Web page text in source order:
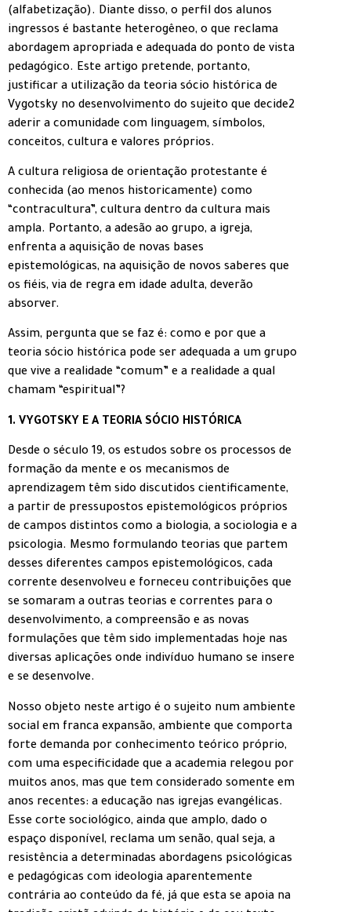
(alfabetização). Diante disso, o perfil dos alunos
ingressos é bastante heterogêneo, o que reclama
abordagem apropriada e adequada do ponto de vista
pedagógico. Este artigo pretende, portanto,
justificar a utilização da teoria sócio histórica de
Vygotsky no desenvolvimento do sujeito que decide2
aderir a comunidade com linguagem, símbolos,
conceitos, cultura e valores próprios.
A cultura religiosa de orientação protestante é
conhecida (ao menos historicamente) como
“contracultura”, cultura dentro da cultura mais
ampla. Portanto, a adesão ao grupo, a igreja,
enfrenta a aquisição de novas bases
epistemológicas, na aquisição de novos saberes que
os fiéis, via de regra em idade adulta, deverão
absorver.
Assim, pergunta que se faz é: como e por que a
teoria sócio histórica pode ser adequada a um grupo
que vive a realidade “comum” e a realidade a qual
chamam “espiritual”?
1. VYGOTSKY E A TEORIA SÓCIO HISTÓRICA
Desde o século 19, os estudos sobre os processos de
formação da mente e os mecanismos de
aprendizagem têm sido discutidos cientificamente,
a partir de pressupostos epistemológicos próprios
de campos distintos como a biologia, a sociologia e a
psicologia. Mesmo formulando teorias que partem
desses diferentes campos epistemológicos, cada
corrente desenvolveu e forneceu contribuições que
se somaram a outras teorias e correntes para o
desenvolvimento, a compreensão e as novas
formulações que têm sido implementadas hoje nas
diversas aplicações onde indivíduo humano se insere
e se desenvolve.
Nosso objeto neste artigo é o sujeito num ambiente
social em franca expansão, ambiente que comporta
forte demanda por conhecimento teórico próprio,
com uma especificidade que a academia relegou por
muitos anos, mas que tem considerado somente em
anos recentes: a educação nas igrejas evangélicas.
Esse corte sociológico, ainda que amplo, dado o
espaço disponível, reclama um senão, qual seja, a
resistência a determinadas abordagens psicológicas
e pedagógicas com ideologia aparentemente
contrária ao conteúdo da fé, já que esta se apoia na